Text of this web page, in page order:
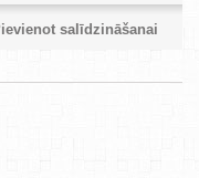
salīdzināšanai